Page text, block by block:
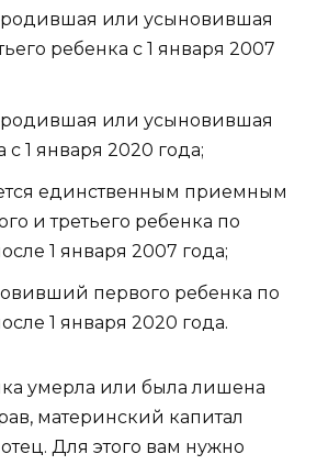
или усыновившая
ребенка с 1 января 2007
или усыновившая
с 1 января 2020 года;
единственным приемным
и третьего ребенка по
1 января 2007 года;
первого ребенка по
1 января 2020 года.
умерла или была лишена
материнский капитал
Для этого вам нужно